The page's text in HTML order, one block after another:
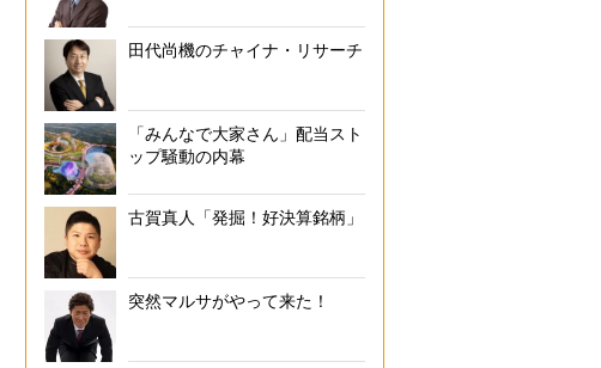
田代尚機のチャイナ・リサーチ
「みんなで大家さん」配当スト
ップ騒動の内幕
古賀真人「発掘！好決算銘柄」
突然マルサがやって来た！